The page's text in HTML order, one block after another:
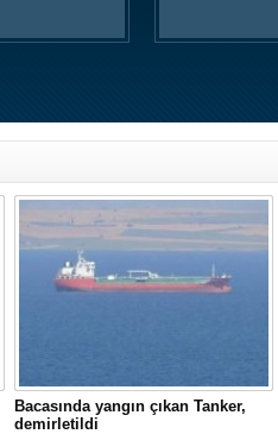
Bacasında yangın çıkan Tanker,
demirletildi